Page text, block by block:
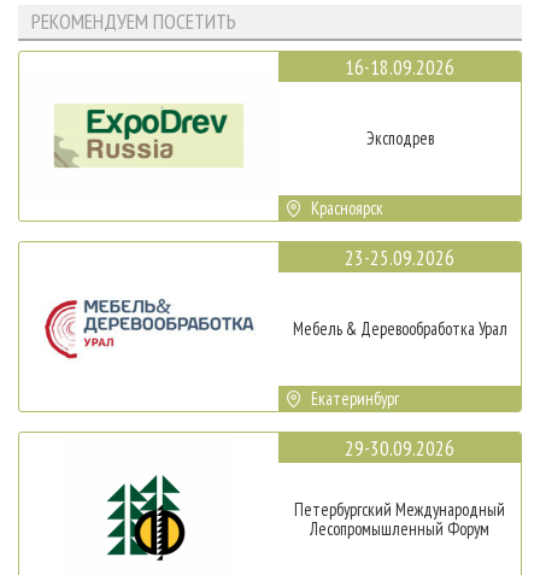
РЕКОМЕНДУЕМ ПОСЕТИТЬ
16-18.09.2026
Эксподрев
Красноярск
23-25.09.2026
Мебель & Деревообработка Урал
Екатеринбург
29-30.09.2026
Петербургский Международный
Лесопромышленный Форум